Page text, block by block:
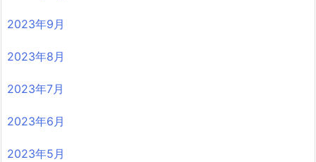
2023年9月
2023年8月
2023年7月
2023年6月
2023年5月